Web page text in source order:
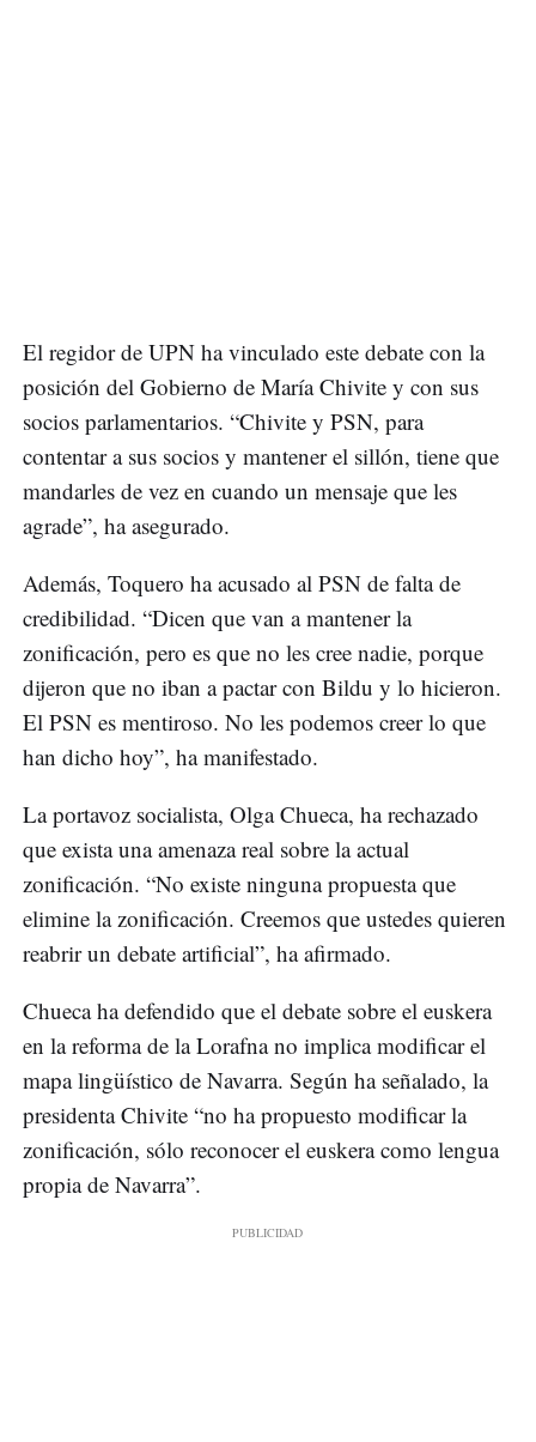
El regidor de UPN ha vinculado este debate con la
posición del Gobierno de María Chivite y con sus
socios parlamentarios. “Chivite y PSN, para
contentar a sus socios y mantener el sillón, tiene que
mandarles de vez en cuando un mensaje que les
agrade”, ha asegurado.
Además, Toquero ha acusado al PSN de falta de
credibilidad. “Dicen que van a mantener la
zonificación, pero es que no les cree nadie, porque
dijeron que no iban a pactar con Bildu y lo hicieron.
El PSN es mentiroso. No les podemos creer lo que
han dicho hoy”, ha manifestado.
La portavoz socialista, Olga Chueca, ha rechazado
que exista una amenaza real sobre la actual
zonificación. “No existe ninguna propuesta que
elimine la zonificación. Creemos que ustedes quieren
reabrir un debate artificial”, ha afirmado.
Chueca ha defendido que el debate sobre el euskera
en la reforma de la Lorafna no implica modificar el
mapa lingüístico de Navarra. Según ha señalado, la
presidenta Chivite “no ha propuesto modificar la
zonificación, sólo reconocer el euskera como lengua
propia de Navarra”.